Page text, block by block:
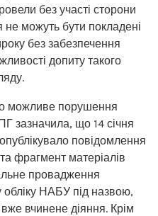
без участі сторони
не можуть бути покладені
без забезпечення
допиту такого
можливе порушення
зазначила, що 14 січня
повідомлення
фрагмент матеріалів
провадження
обліку НАБУ під назвою,
вчинене діяння. Крім